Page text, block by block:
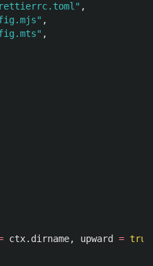
,
,
,
ctx. dirname, upward = true